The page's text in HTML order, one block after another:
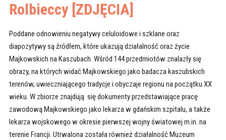
Rolbieccy [ZDJĘCIA]
Poddane odnowieniu negatywy celuloidowe i szklane oraz
diapozytywy są źródłem, które ukazują działalność oraz życie
Majkowskich na Kaszubach. Wśród 144 przedmiotów znalazły się
obrazy, na których widać Majkowskiego jako badacza kaszubskich
terenów, uwieczniającego tradycje i obyczaje regionu na początku XX
wieku. W zbiorze znajdują się dokumenty przedstawiające pracę
zawodową Majkowskiego jako lekarza w gdańskim szpitalu, a także
lekarza wojskowego w okresie pierwszej wojny światowej m.in. na
terenie Francji. Utrwalona została również działalność Muzeum